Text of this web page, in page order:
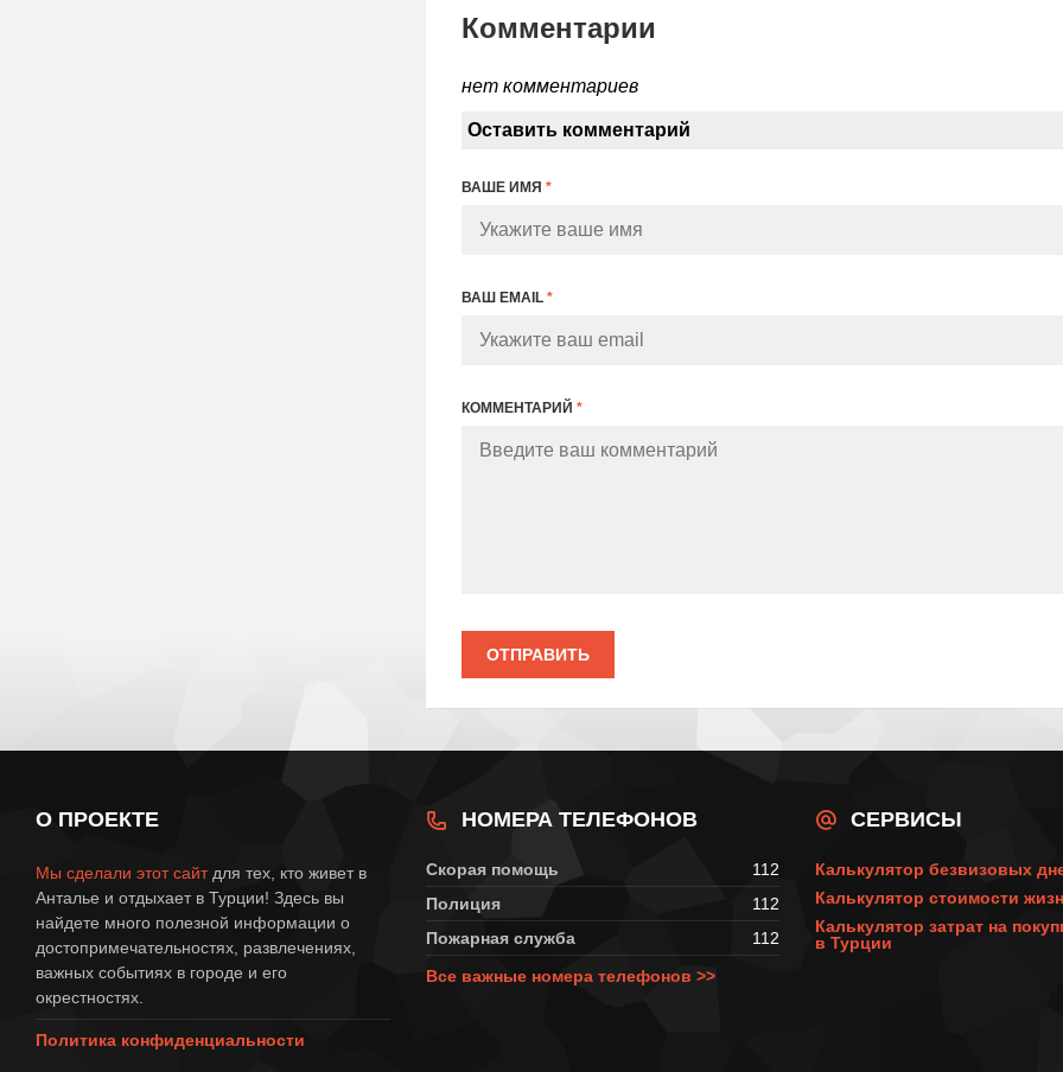
Комментарии
нет комментариев
Оставить комментарий
ВАШЕ ИМЯ *
ВАШ EMAIL *
КОММЕНТАРИЙ *
ОТПРАВИТЬ
О ПРОЕКТЕ
Мы сделали этот сайтдля тех, кто живет в
Анталье и отдыхает в Турции! Здесь вы
найдете много полезной информации о
достопримечательностях, развлечениях,
важных событиях в городе и его
окрестностях.
Политика конфиденциальности
НОМЕРА ТЕЛЕФОНОВ
Скорая помощь
112
Полиция
112
Пожарная служба
112
Все важные номера телефонов >>
СЕРВИСЫ
Калькулятор безвизовых
Калькулятор стоимости
Калькулятор затрат на
в Турции